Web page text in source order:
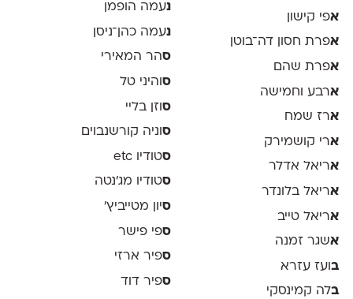
אפי קישון
אפרת חסון דה־בוטן
אפרת שהם
ארבע וחמישה
ארז שמח
ארי קושמירק
אריאל אדלר
אריאל בלונדר
אריאל טייב
אשגר זמנה
בועז עזרא
בלה קמינסקי
נעמה הופמן
נעמה כהן־ניסן
סהר המאירי
ס והיני טל
ס וזן בליי
סוניה קורשנבוים
סטודיו etc
סטודיו מג'נטה
סיון מטייביץ׳
ספי פישר
ספיר ארזי
ספיר דוד